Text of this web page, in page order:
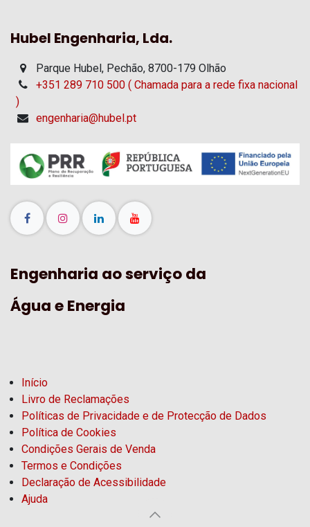
Hubel Engenharia, Lda.
Parque Hubel, Pechão, 8700-179 Olhão
+351 289 710 500 ( Chamada para a rede fixa nacional
)
engenharia@hubel.pt
Engenharia ao serviço da
Água e Energia
Início
Livro de Reclamações
Políticas de Privacidade e de Protecção de Dados
Política de Cookies
Condições Gerais de Venda
Termos e Condições
Declaração de Acessibilidade
Ajuda